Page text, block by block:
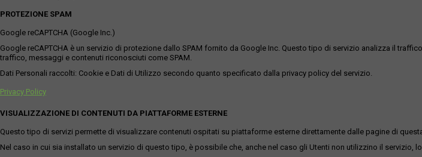
PROTEZIONE SPAM
Google reCAPTCHA (Google Inc.)
Google reCAPTCHA è un servizio di protezione dallo SPAM fornito da Google Inc. Questo tipo di servizio analizza il
traffico, messaggi e contenuti riconosciuti come SPAM.
Dati Personali raccolti: Cookie e Dati di Utilizzo secondo quanto specificato dalla privacy policy del servizio.
Privacy Policy
VISUALIZZAZIONE DI CONTENUTI DA PIATTAFORME ESTERNE
Questo tipo di servizi permette di visualizzare contenuti ospitati su piattaforme esterne direttamente dalle pagine di
Nel caso in cui sia installato un servizio di questo tipo, è possibile che, anche nel caso gli Utenti non utilizzino il servizio,